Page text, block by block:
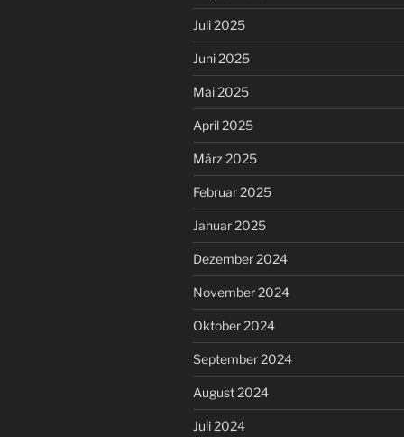
Juli 2025
Juni 2025
Mai 2025
April 2025
März 2025
Februar 2025
Januar 2025
Dezember 2024
November 2024
Oktober 2024
September 2024
August 2024
Juli 2024